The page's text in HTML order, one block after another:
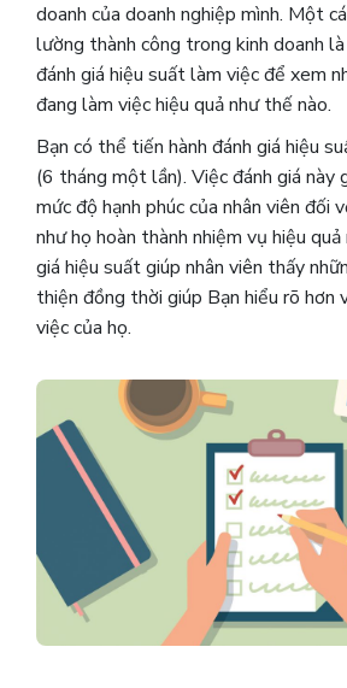
doanh của doanh nghiệp mình. Một
lường thành công trong kinh doanh
đánh giá hiệu suất làm việc để xem
đang làm việc hiệu quả như thế nào.
Bạn có thể tiến hành đánh giá hiệu
(6 tháng một lần). Việc đánh giá này
mức độ hạnh phúc của nhân viên đối
như họ hoàn thành nhiệm vụ hiệu
giá hiệu suất giúp nhân viên thấy
thiện đồng thời giúp Bạn hiểu rõ hơn
việc của họ.